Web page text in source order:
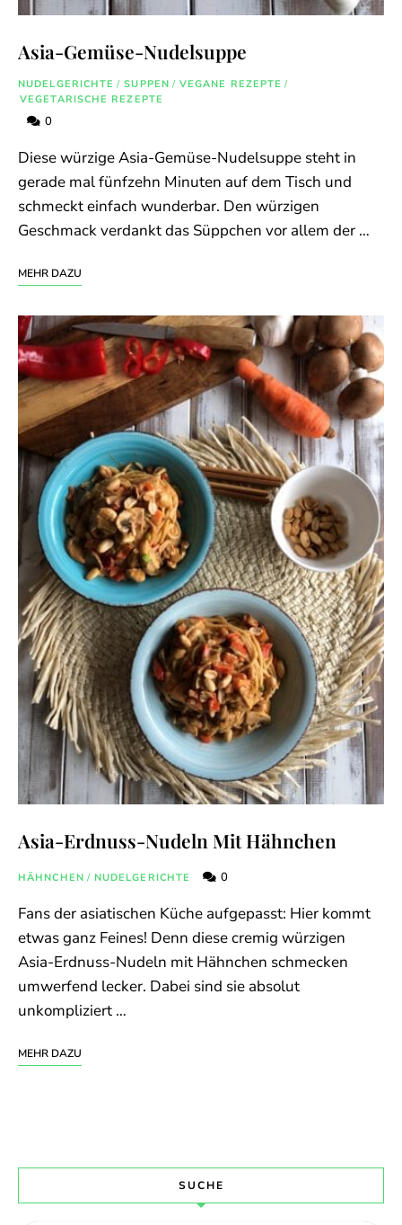
Asia-Gemüse-Nudelsuppe
NUDELGERICHTE / SUPPEN / VEGANE REZEPTE /
VEGETARISCHE REZEPTE
0
Diese würzige Asia-Gemüse-Nudelsuppe steht in
gerade mal fünfzehn Minuten auf dem Tisch und
schmeckt einfach wunderbar. Den würzigen
Geschmack verdankt das Süppchen vor allem der …
MEHR DAZU
Asia-Erdnuss-Nudeln Mit Hähnchen
HÄHNCHEN / NUDELGERICHTE 0
Fans der asiatischen Küche aufgepasst: Hier kommt
etwas ganz Feines! Denn diese cremig würzigen
Asia-Erdnuss-Nudeln mit Hähnchen schmecken
umwerfend lecker. Dabei sind sie absolut
unkompliziert …
MEHR DAZU
SUCHE